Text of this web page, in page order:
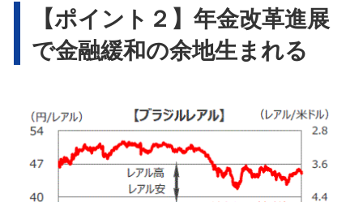
【ポイント２】年金改革進展
で金融緩和の余地生まれる